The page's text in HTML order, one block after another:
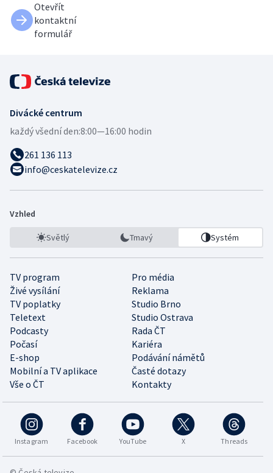
Otevřít
kontaktní
formulář
Divácké centrum
každý všední den:8:00—16:00 hodin
261 136 113
info@ceskatelevize.cz
Vzhled
Světlý Tmavý Systém
TV program
Pro média
Živé vysílání
Reklama
TV poplatky
Studio Brno
Teletext
Studio Ostrava
Podcasty
Rada ČT
Počasí
Kariéra
E-shop
Podávání námětů
Mobilní a TV aplikace
Časté dotazy
Vše o ČT
Kontakty
Instagram Facebook YouTube X Threads